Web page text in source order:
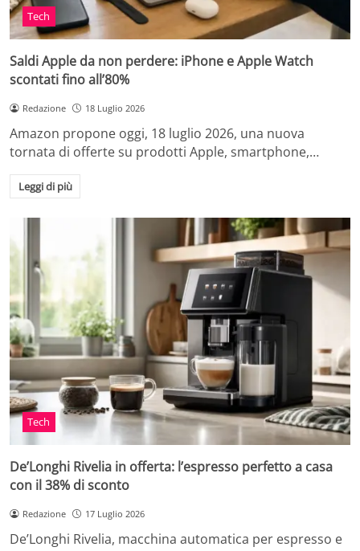
Tech
Saldi Apple da non perdere: iPhone e Apple Watch
scontati fino all’80%
Redazione 18 Luglio 2026
Amazon propone oggi, 18 luglio 2026, una nuova
tornata di offerte su prodotti Apple, smartphone,…
Leggi di più
Tech
De’Longhi Rivelia in offerta: l’espresso perfetto a casa
con il 38% di sconto
Redazione 17 Luglio 2026
De’Longhi Rivelia, macchina automatica per espresso e